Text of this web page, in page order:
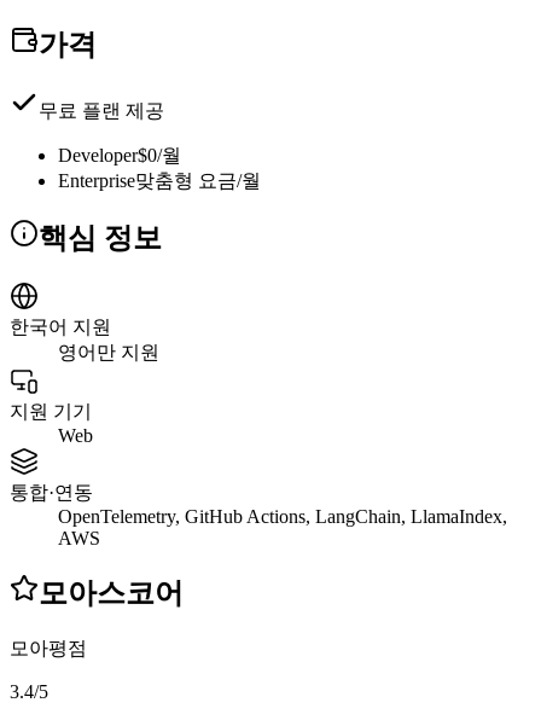
가격
무료 플랜 제공
Developer$0/월
Enterprise맞춤형 요금/월
핵심 정보
한국어 지원
영어만 지원
지원 기기
Web
통합·연동
OpenTelemetry, GitHub Actions, LangChain, LlamaIndex,
AWS
모아스코어
모아평점
3.4/5